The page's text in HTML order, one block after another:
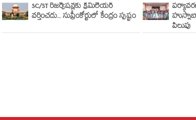
SC/ST రిజర్వేషన్లకు క్రీమిలేయర్
వర్తించదు.. సుప్రీంకోర్టులో కేంద్రం స్పష్టం
పిలుపు